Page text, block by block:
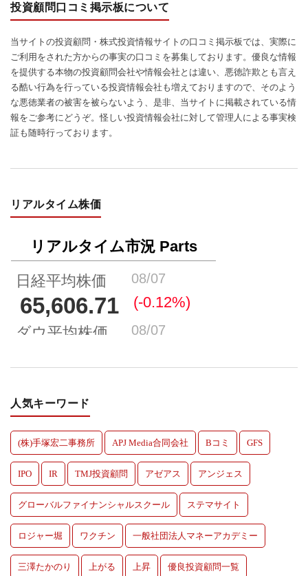
投資顧問口コミ掲示板について
当サイトの投資顧問・株式投資情報サイトの口コミ掲示板では、実際に
ご利用をされた方からの事実の口コミを募集しております。優良な情報
を提供する本物の投資顧問会社や情報会社とは違い、悪徳詐欺とも言え
る酷い行為を行っている投資情報会社も増えておりますので、そのよう
な悪徳業者の被害を被らないよう、是非、当サイトに掲載されている情
報をご参考にどうぞ。怪しい投資情報会社に対して管理人による事実検
証も随時行っております。
リアルタイム株価
人気キーワード
(株)手塚宏二事務所 APJ Media合同会社 Bコミ GFS
IPO IR TMJ投資顧問 アゼアス アンジェス
グローバルファイナンシャルスクール ステマサイト
ロジャー堀 ワクチン 一般社団法人マネーアカデミー
三澤たかのり 上がる 上昇 優良投資顧問一覧